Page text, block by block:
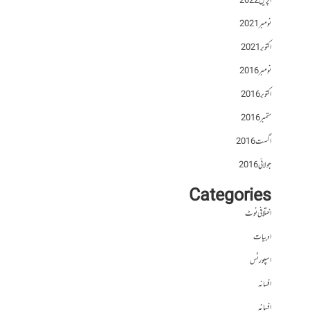
نومبر 2021
اکتوبر 2021
نومبر 2016
اکتوبر 2016
ستمبر 2016
اگست 2016
جولائی 2016
Categories
اختلافی نوٹ
ادبیات
اسپورٹس
افسانہ
افسانہ